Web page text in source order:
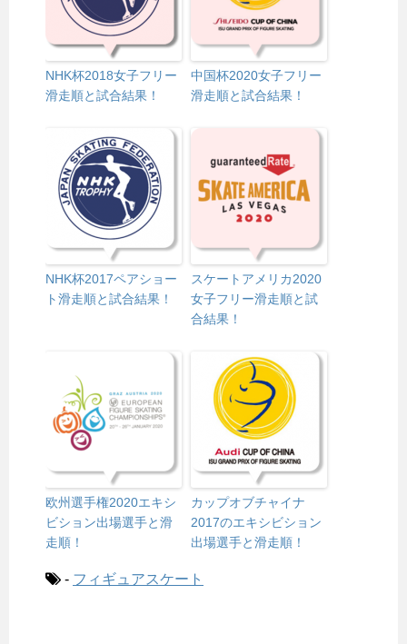
NHK杯2018女子フリー
滑走順と試合結果！
中国杯2020女子フリー
滑走順と試合結果！
NHK杯2017ペアショー
ト滑走順と試合結果！
スケートアメリカ2020
女子フリー滑走順と試
合結果！
欧州選手権2020エキシ
ビション出場選手と滑
走順！
カップオブチャイナ
2017のエキシビション
出場選手と滑走順！
- フィギュアスケート